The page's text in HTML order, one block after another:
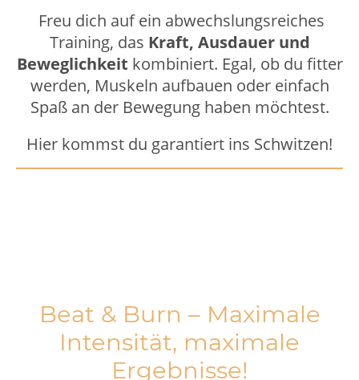
Freu dich auf ein abwechslungsreiches
Training, das Kraft, Ausdauer und
Beweglichkeit kombiniert. Egal, ob du fitter
werden, Muskeln aufbauen oder einfach
Spaß an der Bewegung haben möchtest.
Hier kommst du garantiert ins Schwitzen!
Beat & Burn – Maximale
Intensität, maximale
Ergebnisse!